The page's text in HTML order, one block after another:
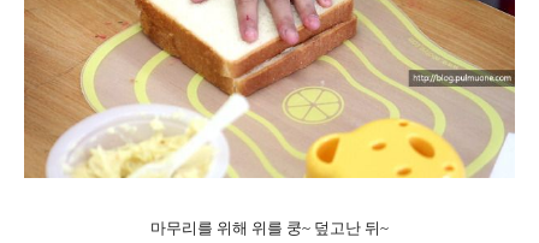
마무리를 위해 위를 쿵~ 덮고난 뒤~